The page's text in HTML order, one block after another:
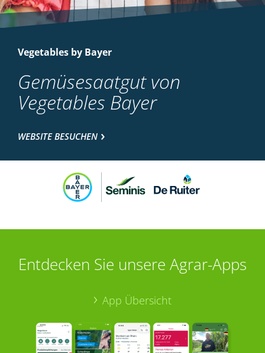
Vegetables by Bayer
Gemüsesaatgut von
Vegetables Bayer
WEBSITE BESUCHEN
Entdecken Sie unsere Agrar-Apps
App Übersicht